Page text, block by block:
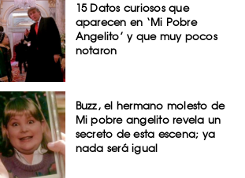
15 Datos curiosos que
aparecen en ‘Mi Pobre
Angelito’ y que muy pocos
notaron
Buzz, el hermano molesto de
Mi pobre angelito revela un
secreto de esta escena; ya
nada será igual